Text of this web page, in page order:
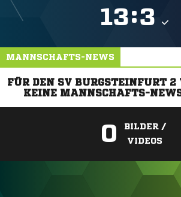
:
MANNSCHAFTS-NEWS
FÜR DEN SV BURGSTEINFURT 2
KEINE MANNSCHAFTS-
0
BILDER /
VIDEOS